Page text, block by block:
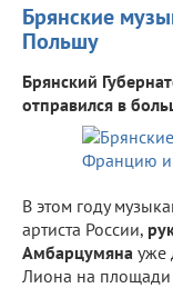
Брянские
Польшу
Брянский
отправился в
В этом году
артиста России,
Амбарцумяна уже
Лиона на